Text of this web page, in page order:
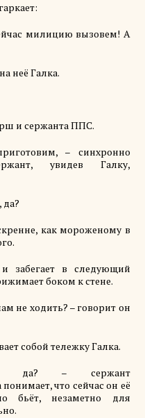
милицию вызовем! А
неё Галка.
и сержанта ППС.
– синхронно
увидев Галку,
как мороженому в
забегает в следующий
боком к стене.
не ходить? – говорит он
собой тележку Галка.
да? – сержант
понимает, что сейчас он её
бьёт, незаметно для